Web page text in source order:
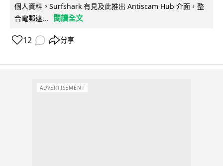
個人資料。Surfshark 有見及此推出 Antiscam Hub 介面，整
合電郵遮...
閱讀全文
12 分享
ADVERTISEMENT